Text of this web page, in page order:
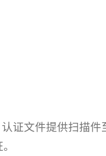
证文件提供扫描件